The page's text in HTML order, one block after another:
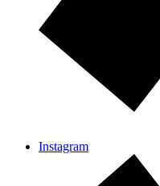
Instagram